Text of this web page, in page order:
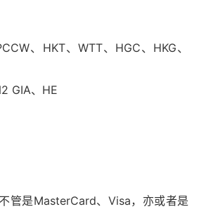
、HKT、WTT、HGC、HKG、
GIA、HE
管是MasterCard、Visa，亦或者是